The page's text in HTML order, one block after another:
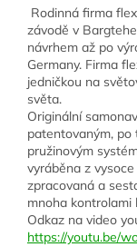
Rodinná firma
závodě v
návrhem až po
Germany. Firma
jedničkou na
světa.
Originální
patentovaným, po
pružinovým
vyráběna z
zpracovaná a
mnoha kontrolami
Odkaz na video
https://youtu.be/